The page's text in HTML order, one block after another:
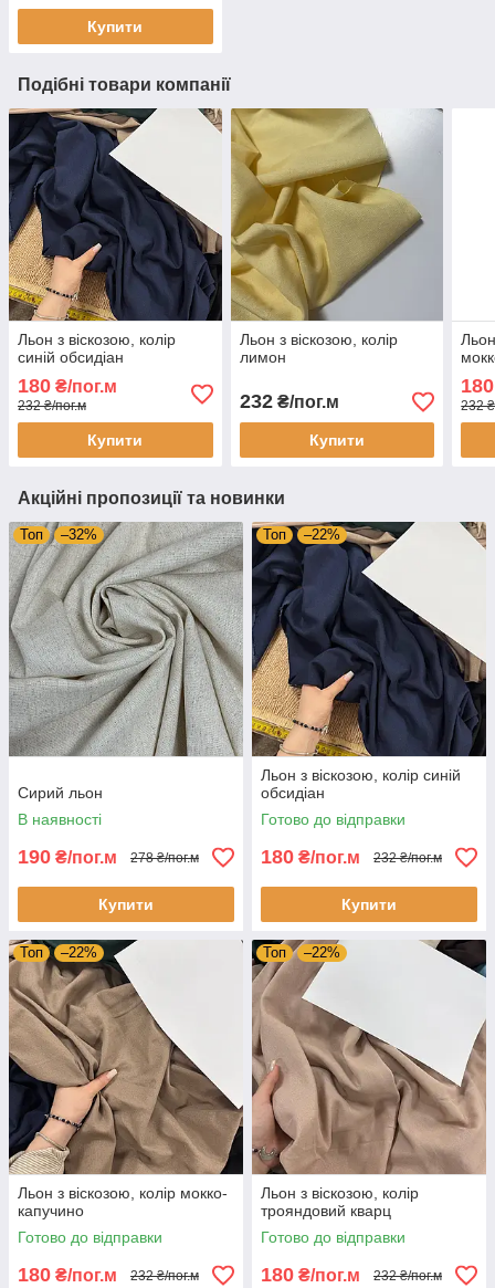
Купити
Подібні товари компанії
Льон з віскозою, колір
синій обсидіан
180 ₴/пог.м
232 ₴/пог.м
Купити
Льон з віскозою, колір
лимон
232₴/пог.м
Купити
180
232
Акційні пропозиції та новинки
Топ –32%
Сирий льон
В наявності
190 ₴/пог.м 278 ₴/пог.м
Купити
Топ –22%
Льон з віскозою, колір синій
обсидіан
Готово до відправки
180 ₴/пог.м 232 ₴/пог.м
Купити
Топ –22%
Льон з віскозою, колір мокко-
капучино
Готово до відправки
180 ₴/пог.м 232 ₴/пог.м
Топ –22%
Льон з віскозою, колір
трояндовий кварц
Готово до відправки
180 ₴/пог.м 232 ₴/пог.м